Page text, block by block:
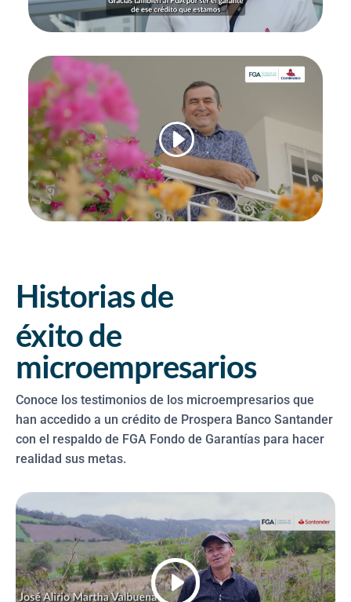
Historias de
éxito de
microempresarios
Conoce los testimonios de los microempresarios que
han accedido a un crédito de Prospera Banco Santander
con el respaldo de FGA Fondo de Garantías para hacer
realidad sus metas.